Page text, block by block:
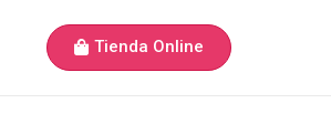
Tienda Online